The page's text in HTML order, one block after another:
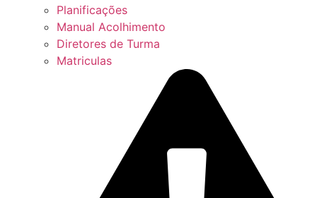
Planificações
Manual Acolhimento
Diretores de Turma
Matriculas